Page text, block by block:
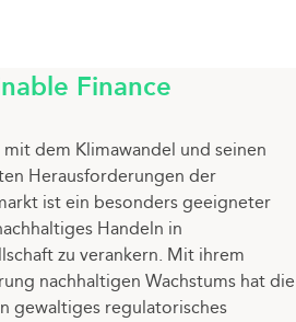
Finance
dem Klimawandel und seinen
Herausforderungen der
ist ein besonders geeigneter
Handeln in
zu verankern. Mit ihrem
nachhaltigen Wachstums hat die
gewaltiges regulatorisches